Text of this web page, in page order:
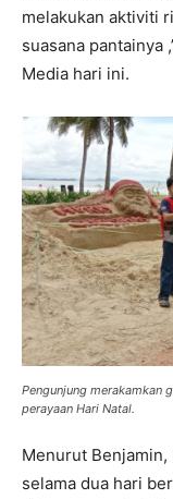
melakukan aktiviti
suasana pantainya
Media hari ini.
Pengunjung merakamkan
perayaan Hari Natal.
Menurut
selama dua hari